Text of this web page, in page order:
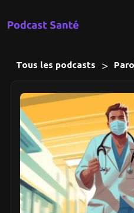
Tous les podcasts >